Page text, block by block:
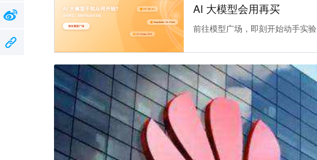
AI 大模型会用再买
前往模型广场，即刻开始动手实验